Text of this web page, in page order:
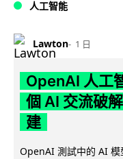
人工智能
Lawton 1 日
OpenAI 人工
個 AI 交流破
建
OpenAI 測試中的 AI 模